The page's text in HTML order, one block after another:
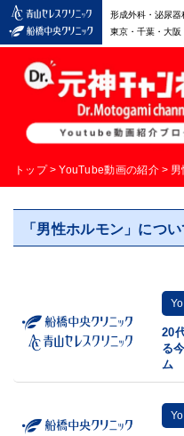
形成外科・泌尿器
東京・千葉・大阪
トップ > YouTube動画の紹介 >
「男性ホルモン」につ
20
る
ム